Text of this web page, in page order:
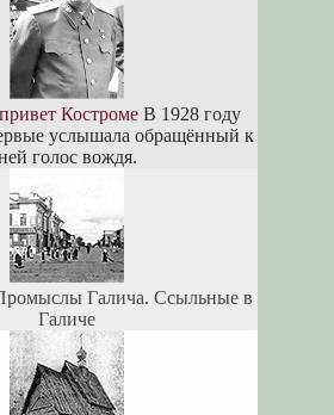
КостромеВ 1928 году
услышала обращённый к
голос вождя.
Галича. Ссыльные в
Галиче